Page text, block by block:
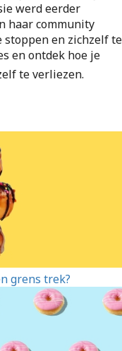
werd eerder
haar community
stoppen en zichzelf te
en ontdek hoe je
te verliezen.
grens trek?